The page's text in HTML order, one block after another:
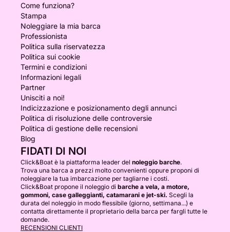
Come funziona?
Stampa
Noleggiare la mia barca
Professionista
Politica sulla riservatezza
Politica sui cookie
Termini e condizioni
Informazioni legali
Partner
Unisciti a noi!
Indicizzazione e posizionamento degli annunci
Politica di risoluzione delle controversie
Politica di gestione delle recensioni
Blog
FIDATI DI NOI
Click&Boat è la piattaforma leader del noleggio barche.
Trova una barca a prezzi molto convenienti oppure proponi di
noleggiare la tua imbarcazione per tagliarne i costi.
Click&Boat propone il noleggio di barche a vela, a motore,
gommoni, case galleggianti, catamarani e jet-ski. Scegli la
durata del noleggio in modo flessibile (giorno, settimana...) e
contatta direttamente il proprietario della barca per fargli tutte le
domande.
RECENSIONI CLIENTI